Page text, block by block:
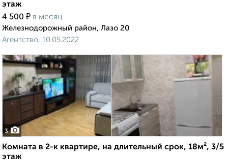
этаж
4 500 ₽ в месяц
Железнодорожный район, Лазо 20
Агентство, 10.05.2022
3
Комната в 2-к квартире, на длительный срок, 18м², 3/5
этаж